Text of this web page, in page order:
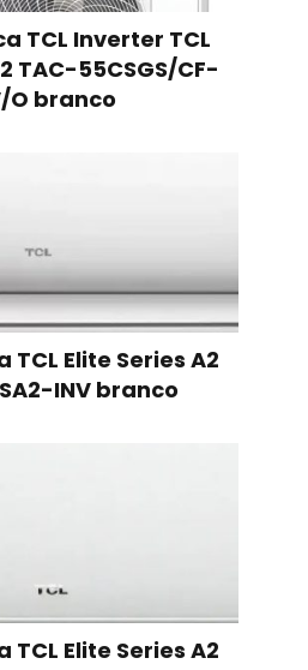
TCL Inverter TCL
TAC-55CSGS/CF-
O branco
TCL Elite Series A2
INV branco
TCL Elite Series A2